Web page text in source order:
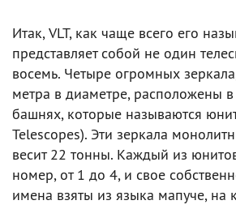
Итак, VLT, как чаще всего его
представляет собой не один
восемь. Четыре огромных
метра в диаметре, расположены
башнях, которые называются
Telescopes). Эти зеркала
весит 22 тонны. Каждый из
номер, от 1 до 4, и свое
имена взяты из языка мапуче, на